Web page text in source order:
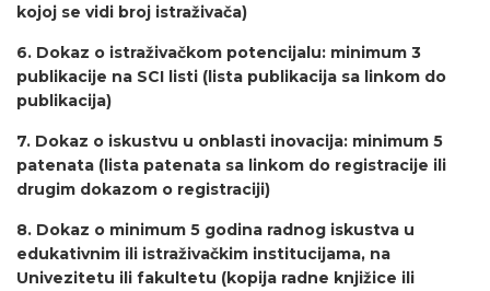
kojoj se vidi broj istraživača)
6. Dokaz o istraživačkom potencijalu: minimum 3
publikacije na SCI listi (lista publikacija sa linkom do
publikacija)
7. Dokaz o iskustvu u onblasti inovacija: minimum 5
patenata (lista patenata sa linkom do registracije ili
drugim dokazom o registraciji)
8. Dokaz o minimum 5 godina radnog iskustva u
edukativnim ili istraživačkim institucijama, na
Univezitetu ili fakultetu (kopija radne knjižice ili